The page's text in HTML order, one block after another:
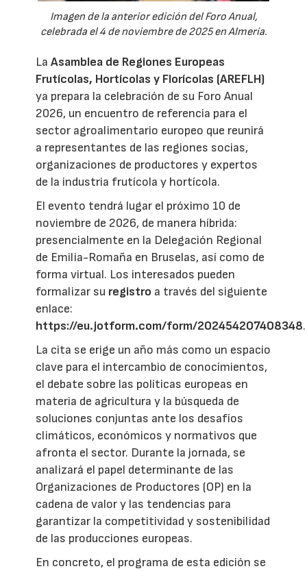
Imagen de la anterior edición del Foro Anual,
celebrada el 4 de noviembre de 2025 en Almería.
LaAsamblea de Regiones Europeas
Frutícolas, Hortícolas y Florícolas (AREFLH)
ya prepara la celebración de su Foro Anual
2026, un encuentro de referencia para el
sector agroalimentario europeo que reunirá
a representantes de las regiones socias,
organizaciones de productores y expertos
de la industria frutícola y hortícola.
El evento tendrá lugar el próximo 10 de
noviembre de 2026, de manera híbrida:
presencialmente en la Delegación Regional
de Emilia-Romaña en Bruselas, así como de
forma virtual. Los interesados pueden
formalizar su registro a través del siguiente
enlace:
https://eu.jotform.com/form/202454207408348.
La cita se erige un año más como un espacio
clave para el intercambio de conocimientos,
el debate sobre las políticas europeas en
materia de agricultura y la búsqueda de
soluciones conjuntas ante los desafíos
climáticos, económicos y normativos que
afronta el sector. Durante la jornada, se
analizará el papel determinante de las
Organizaciones de Productores (OP) en la
cadena de valor y las tendencias para
garantizar la competitividad y sostenibilidad
de las producciones europeas.
En concreto, el programa de esta edición se